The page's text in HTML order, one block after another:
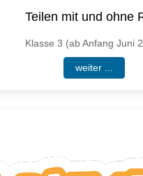
Teilen mit und ohne
Klasse 3 (ab Anfang Juni
weiter ...